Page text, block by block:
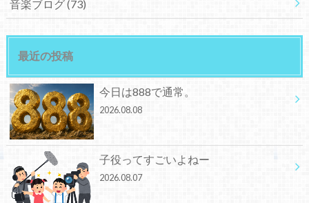
音楽ブログ(73)
最近の投稿
今日は888で通常。
2026.08.08
子役ってすごいよねー
2026.08.07